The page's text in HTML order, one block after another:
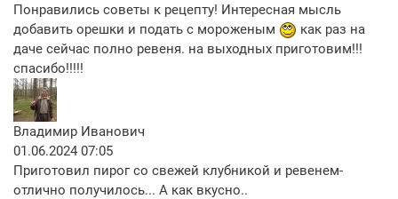
Понравились советы к рецепту! Интересная мысль
добавить орешки и подать с мороженым
как раз на
даче сейчас полно ревеня. на выходных приготовим!!!
спасибо!!!!!
Владимир Иванович
01.06.2024 07:05
Приготовил пирог со свежей клубникой и ревенем-
отлично получилось... А как вкусно..